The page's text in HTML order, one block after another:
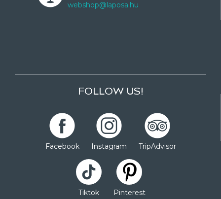
webshop@laposa.hu
FOLLOW US!
Facebook Instagram TripAdvisor
Tiktok Pinterest